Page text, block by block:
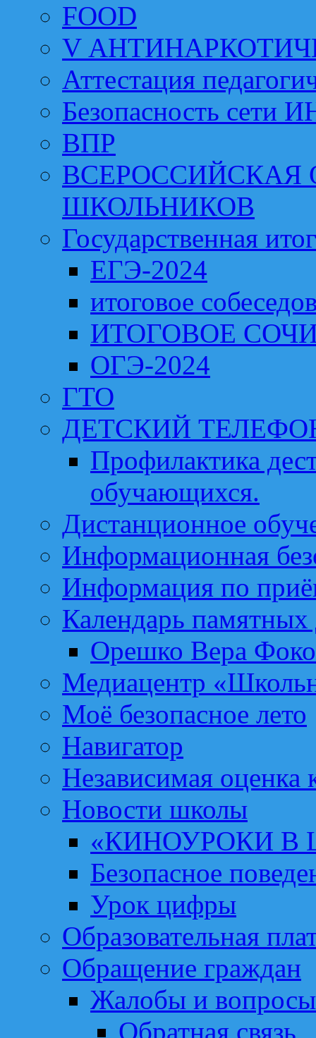
FOOD
V
Аттестация
Безопасность сети
ВПР
ШКОЛЬНИКОВ
Государственная
ЕГЭ-2024
итоговое
ИТОГОВОЕ
ОГЭ-2024
ГТО
ДЕТСКИЙ
Профилактика
обучающихся.
Дистанционное
Информационная
Информация по
Календарь памятных
Орешко Вера
Медиацентр
Моё безопасное лето
Навигатор
Независимая оценка
Новости школы
«КИНОУРОКИ В
Безопасное
Урок цифры
Образовательная
Обращение граждан
Жалобы и вопросы
Обратная связь